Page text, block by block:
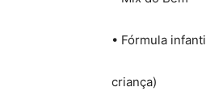
• Fórmula
criança)